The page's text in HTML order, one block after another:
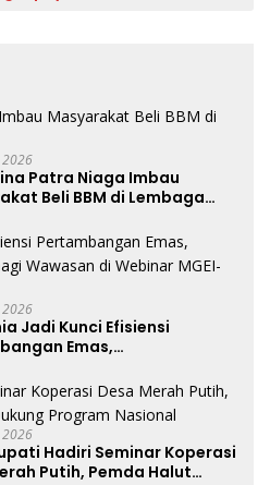
2026
Patra Niaga Imbau
Beli BBM di Lembaga
2026
Jadi Kunci Efisiensi
Emas,
di Webinar MGEI-SC UNG
2026
Hadiri Seminar Koperasi
Putih, Pemda Halut